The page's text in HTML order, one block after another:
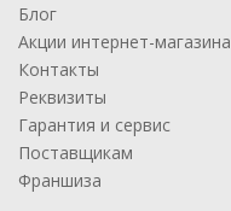
Блог
Акции интернет-магазина
Контакты
Реквизиты
Гарантия и сервис
Поставщикам
Франшиза